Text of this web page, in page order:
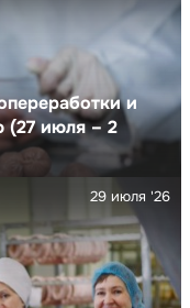
и
(27 июля – 2
29 июля '26